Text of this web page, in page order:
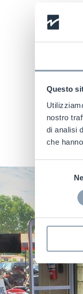
Questo
nostro
di analisi
che
Selezione